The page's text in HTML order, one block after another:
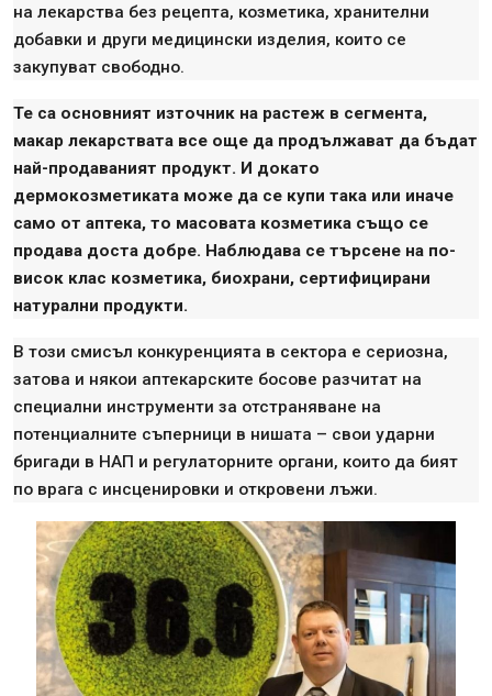
на лекарства без рецепта, козметика, хранителни
добавки и други медицински изделия, които се
закупуват свободно.
Те са основният източник на растеж в сегмента,
макар лекарствата все още да продължават да бъдат
най-продаваният продукт. И докато
дермокозметиката може да се купи така или иначе
само от аптека, то масовата козметика също се
продава доста добре. Наблюдава се търсене на по-
висок клас козметика, биохрани, сертифицирани
натурални продукти.
В този смисъл конкуренцията в сектора е сериозна,
затова и някои аптекарските босове разчитат на
специални инструменти за отстраняване на
потенциалните съперници в нишата – свои ударни
бригади в НАП и регулаторните органи, които да бият
по врага с инсценировки и откровени лъжи.